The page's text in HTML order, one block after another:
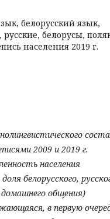
белорусский язык,
белорусы,
населения 2019 г.
2009 и 2019 г.
населения
белорусского,
общения)
в первую